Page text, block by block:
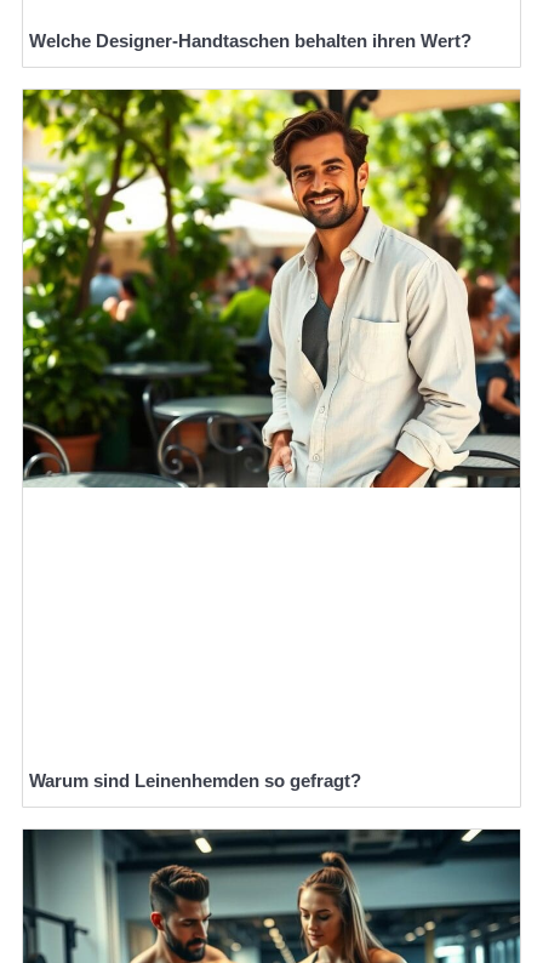
Welche Designer-Handtaschen behalten ihren Wert?
Warum sind Leinenhemden so gefragt?